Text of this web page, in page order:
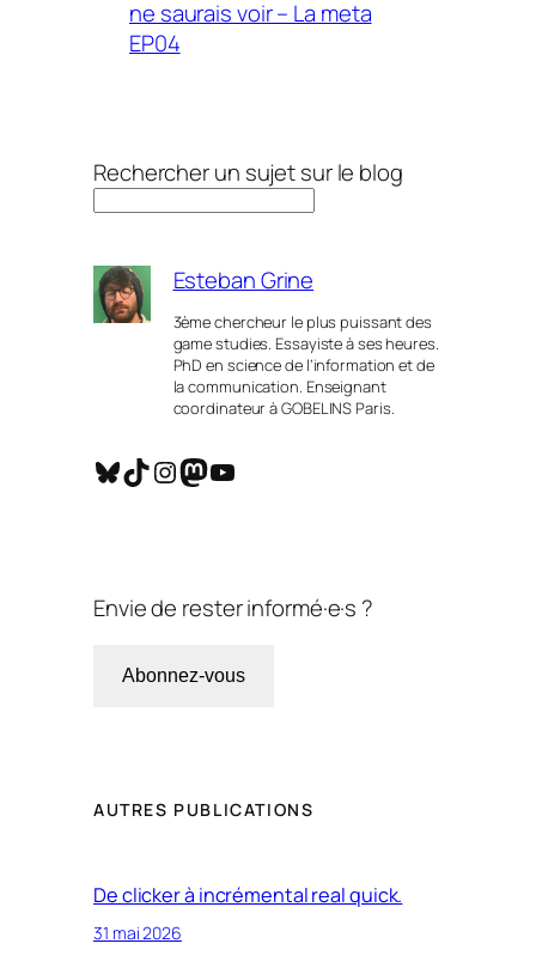
ne saurais voir – La meta
EP04
Rechercher un sujet sur le blog
Esteban Grine
3ème chercheur le plus puissant des
game studies. Essayiste à ses heures.
PhD en science de l’information et de
la communication. Enseignant
coordinateur à GOBELINS Paris.
Bluesky TikTok InstagramMastodon YouTube
Envie de rester informé·e·s ?
Abonnez-vous
AUTRES PUBLICATIONS
De clicker à incrémental real quick.
31 mai 2026